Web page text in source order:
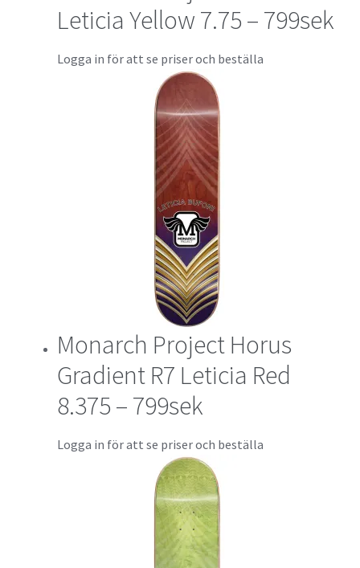
Leticia Yellow 7.75 – 799sek
Logga in för att se priser och beställa
Monarch Project Horus
Gradient R7 Leticia Red
8.375 – 799sek
Logga in för att se priser och beställa